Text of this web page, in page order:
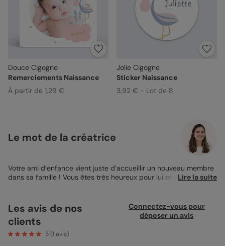
Douce Cigogne
Remerciements Naissance
À partir de 1,29 €
Jolie Cigogne
Sticker Naissance
3,92 € - Lot de 8
Le mot de la créatrice
Votre ami d’enfance vient juste d’accueillir un nouveau membre
dans sa famille ! Vous êtes très heureux pour lui et vous avez
absolument adorable et votre ami sera très touché par cette
magnifique attention qu’il recevra directement dans sa boîte
aux lettres. En effet, en sélectionnant le mode d’envoi “Chez
mon destinataire”, nous livrerons votre carte directement chez
Lire la suite
Les avis de nos
clients
5(1 avis)
Connectez-vous pour
déposer un avis